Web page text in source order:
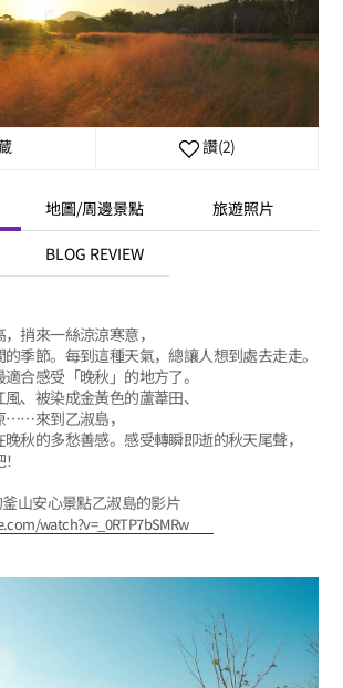
讚(2)
地圖/周邊景點 旅遊照片
BLOG REVIEW
捎來一絲涼涼寒意，
季節。每到這種天氣，總讓人想到處去走走。
合感受「晚秋」的地方了。
、被染成金黃色的蘆葦田、
……來到乙淑島，
秋的多愁善感。感受轉瞬即逝的秋天尾聲，
山安心景點乙淑島的影片
watch?v=_0RTP7bSMRw